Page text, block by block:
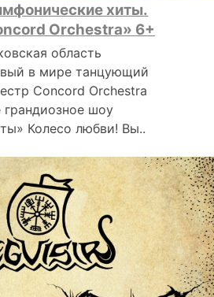
хиты.
Orchestra» 6+
область
в мире танцующий
Concord Orchestra
грандиозное шоу
Колесо любви! Вы..